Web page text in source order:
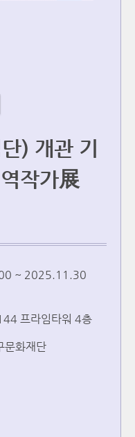
) 개관 기
작가展
~ 2025.11.30
프라임타워 4층
문화재단